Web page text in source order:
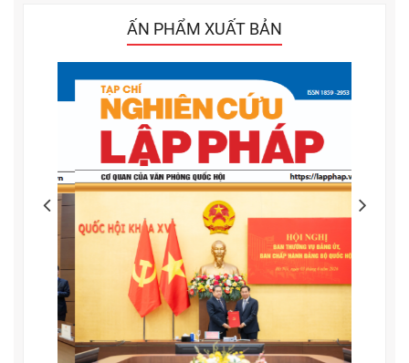
ẤN PHẨM XUẤT BẢN